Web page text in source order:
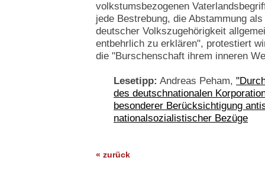
volkstumsbezogenen
jede Bestrebung, die Abstammung
deutscher Volkszugehörigkeit
entbehrlich zu erklären", protestiert
die "Burschenschaft ihrem inneren
Lesetipp: Andreas Peham,
des deutschnationalen
besonderer Berücksichtigung
nationalsozialistischer Bezüge
« zurück